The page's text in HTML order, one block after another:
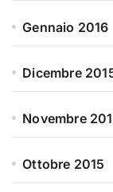
Gennaio 2016
Dicembre
Novembre
Ottobre 2015